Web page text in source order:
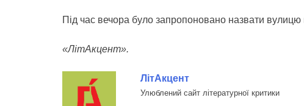
Під час вечора було запропоновано назвати вулицю
«ЛітАкцент».
ЛітАкцент
Улюблений сайт літературної критики